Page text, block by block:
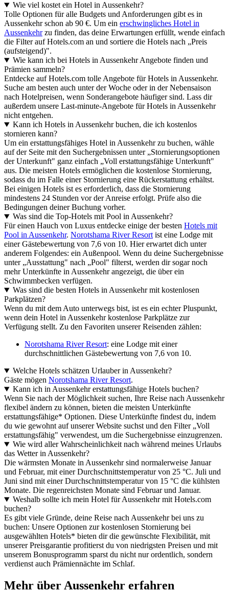
Wie viel kostet ein Hotel in Aussenkehr?
Tolle Optionen für alle Budgets und Anforderungen gibt es in
Aussenkehr schon ab 90 €. Um ein erschwingliches Hotel in
Aussenkehrzu finden, das deine Erwartungen erfüllt, wende einfach
die Filter auf Hotels.com an und sortiere die Hotels nach „Preis
(aufsteigend)".
Wie kann ich bei Hotels in Aussenkehr Angebote finden und
Prämien sammeln?
Entdecke auf Hotels.com tolle Angebote für Hotels in Aussenkehr.
Suche am besten auch unter der Woche oder in der Nebensaison
nach Hotelpreisen, wenn Sonderangebote häufiger sind. Lass dir
außerdem unsere Last-minute-Angebote für Hotels in Aussenkehr
nicht entgehen.
Kann ich Hotels in Aussenkehr buchen, die ich kostenlos
stornieren kann?
Um ein erstattungsfähiges Hotel in Aussenkehr zu buchen, wähle
auf der Seite mit den Suchergebnissen unter „Stornierungsoptionen
der Unterkunft" ganz einfach „Voll erstattungsfähige Unterkunft"
aus. Die meisten Hotels ermöglichen die kostenlose Stornierung,
sodass du im Falle einer Stornierung eine Rückerstattung erhältst.
Bei einigen Hotels ist es erforderlich, dass die Stornierung
mindestens 24 Stunden vor der Anreise erfolgt. Prüfe also die
Bedingungen deiner Buchung vorher.
Was sind die Top-Hotels mit Pool in Aussenkehr?
Für einen Hauch von Luxus entdecke einige der besten Hotels mit
Pool in Aussenkehr. Norotshama River Resort ist eine Lodge mit
einer Gästebewertung von 7,6 von 10. Hier erwartet dich unter
anderem Folgendes: ein Außenpool. Wenn du deine Suchergebnisse
unter „Ausstattung" nach „Pool" filterst, werden dir sogar noch
mehr Unterkünfte in Aussenkehr angezeigt, die über ein
Schwimmbecken verfügen.
Was sind die besten Hotels in Aussenkehr mit kostenlosen
Parkplätzen?
Wenn du mit dem Auto unterwegs bist, ist es ein echter Pluspunkt,
wenn dein Hotel in Aussenkehr kostenlose Parkplätze zur
Verfügung stellt. Zu den Favoriten unserer Reisenden zählen:
Norotshama River Resort: eine Lodge mit einer
durchschnittlichen Gästebewertung von 7,6 von 10.
Welche Hotels schätzen Urlauber in Aussenkehr?
Gäste mögen Norotshama River Resort.
Kann ich in Aussenkehr erstattungsfähige Hotels buchen?
Wenn Sie nach der Möglichkeit suchen, Ihre Reise nach Aussenkehr
flexibel ändern zu können, bieten die meisten Unterkünfte
erstattungsfähige* Optionen. Diese Unterkünfte findest du, indem
du wie gewohnt auf unserer Website suchst und den Filter „Voll
erstattungsfähig" verwendest, um die Suchergebnisse einzugrenzen.
Wie wird aller Wahrscheinlichkeit nach während meines Urlaubs
das Wetter in Aussenkehr?
Die wärmsten Monate in Aussenkehr sind normalerweise Januar
und Februar, mit einer Durchschnittstemperatur von 25 °C. Juli und
Juni sind mit einer Durchschnittstemperatur von 15 °C die kühlsten
Monate. Die regenreichsten Monate sind Februar und Januar.
Weshalb sollte ich mein Hotel für Aussenkehr mit Hotels.com
buchen?
Es gibt viele Gründe, deine Reise nach Aussenkehr bei uns zu
buchen: Unsere Optionen zur kostenlosen Stornierung bei
ausgewählten Hotels* bieten dir die gewünschte Flexibilität, mit
unserer Preisgarantie profitierst du von niedrigsten Preisen und mit
unserem Bonusprogramm sparst du nicht nur ordentlich, sondern
verdienst auch Prämiennächte im Schlaf.
Mehr über Aussenkehr erfahren